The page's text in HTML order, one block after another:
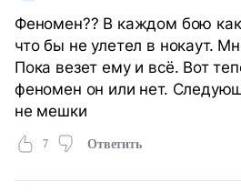
Феномен?? В каждом бою
что бы не улетел в нокаут.
Пока везет ему и всё. Вот
феномен он или нет.
не мешки
7 Ответить